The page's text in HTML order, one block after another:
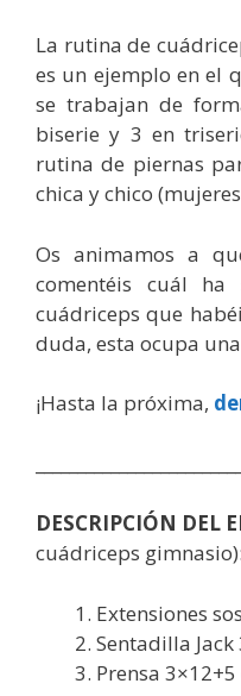
La rutina de
es un ejemplo en el
se trabajan de
biserie y 3 en
rutina de piernas
chica y chico
Os animamos a
comentéis cuál
cuádriceps que
duda, esta ocupa
¡Hasta la próxima,
DESCRIPCIÓN DEL
cuádriceps gimnasio):
Extensiones
Sentadilla Jack
Prensa 3×12+5